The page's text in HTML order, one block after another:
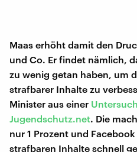
Maas erhöht damit den
und Co. Er findet nämlich,
zu wenig getan haben, um
strafbarer Inhalte zu
Minister aus einer
Jugendschutz.net. Die
nur 1 Prozent und
strafbaren Inhalte schnell